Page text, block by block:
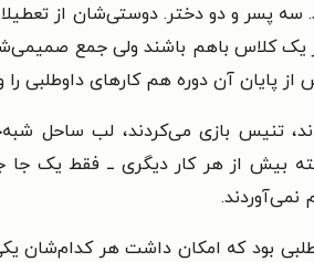
سه پسر و دو دختر. دوستی‌شان از
کلاس باهم باشند ولی جمع
پایان آن دوره هم کارهای داوطلبی را
تنیس بازی می‌کردند، لب ساحل
بیش از هر کار دیگری ــ فقط
بود که امکان داشت هر کدام‌شان